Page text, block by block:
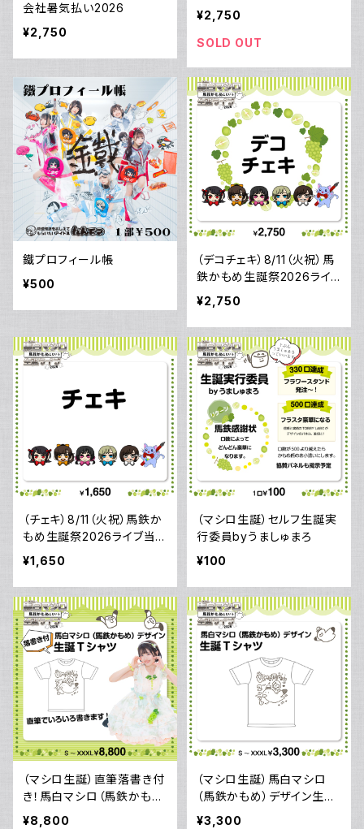
会社暑気払い2026
¥2,750
¥2,750
SOLD OUT
鐵プロフィール帳
¥500
（デコチェキ）8/11（火祝）馬
鉄かもめ生誕祭2026ライ
ブ当日のデコチェキ
¥2,750
（チェキ）8/11（火祝）馬鉄か
もめ生誕祭2026ライブ当
日のチェキ
¥1,650
（マシロ生誕）セルフ生誕実
行委員byうましゅまろ
¥100
（マシロ生誕）直筆落書き付
き！馬白マシロ（馬鉄かも
め）デザイン生誕Tシャツ
¥8,800
（マシロ生誕）馬白マシロ
（馬鉄かもめ）デザイン生誕
Tシャツ
¥3,300